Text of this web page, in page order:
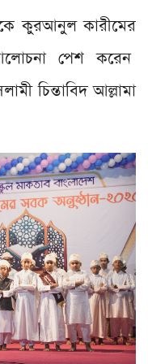
কুরআনুল কারীমের
পেশ করেন
চিন্তাবিদ আল্লামা